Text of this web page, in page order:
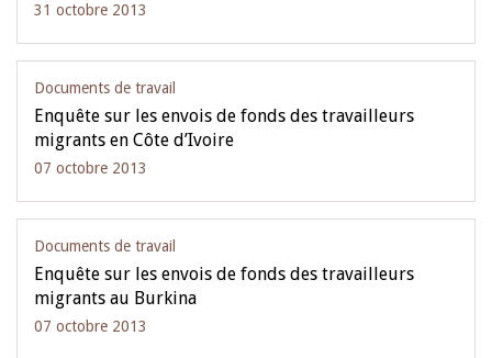
31 octobre 2013
Documents de travail
Enquête sur les envois de fonds des travailleurs
migrants en Côte d’Ivoire
07 octobre 2013
Documents de travail
Enquête sur les envois de fonds des travailleurs
migrants au Burkina
07 octobre 2013